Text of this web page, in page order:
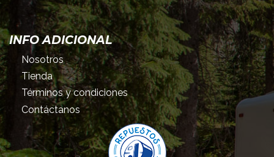
INFO ADICIONAL
Nosotros
Tienda
Términos y condiciones
Contáctanos